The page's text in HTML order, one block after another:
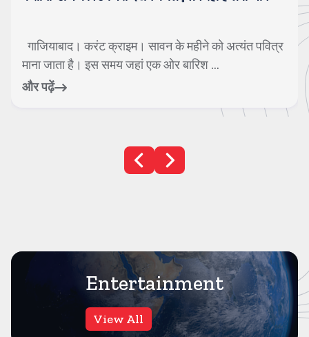
महीने को अत्यंत पवित्र
बारिश ...
नई दिल्ली। करंट क्राइम। देश की
लापरवाही एक बार फिर मासूमों की
Entertainment
View All